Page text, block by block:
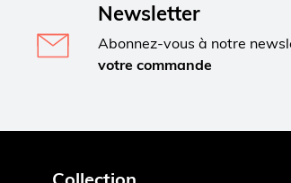
Newsletter
Abonnez-vous à notre
votre commande